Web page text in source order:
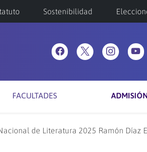
Sostenibilidad
FACULTADES
de Literatura 2025 Ramón Díaz